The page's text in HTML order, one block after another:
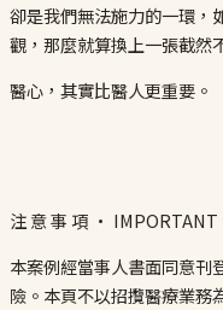
卻是我們無法施力的一環，
觀，那麼就算換上一張截然
醫心，其實比醫人更重要。
注 意 事 項 · IMPORTANT
本案例經當事人書面同意刊
險。本頁不以招攬醫療業務